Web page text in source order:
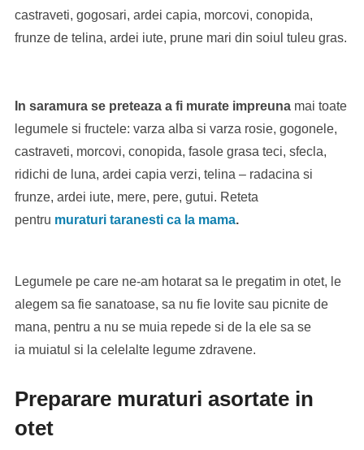
castraveti, gogosari, ardei capia, morcovi, conopida,
frunze de telina, ardei iute, prune mari din soiul tuleu gras.
In saramura se preteaza a fi murate impreuna mai toate
legumele si fructele: varza alba si varza rosie, gogonele,
castraveti, morcovi, conopida, fasole grasa teci, sfecla,
ridichi de luna, ardei capia verzi, telina – radacina si
frunze, ardei iute, mere, pere, gutui. Reteta
pentru muraturi taranesti ca la mama.
Legumele pe care ne-am hotarat sa le pregatim in otet, le
alegem sa fie sanatoase, sa nu fie lovite sau picnite de
mana, pentru a nu se muia repede si de la ele sa se
ia muiatul si la celelalte legume zdravene.
Preparare muraturi asortate in
otet